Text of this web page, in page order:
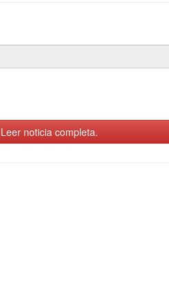
Leer noticia completa.